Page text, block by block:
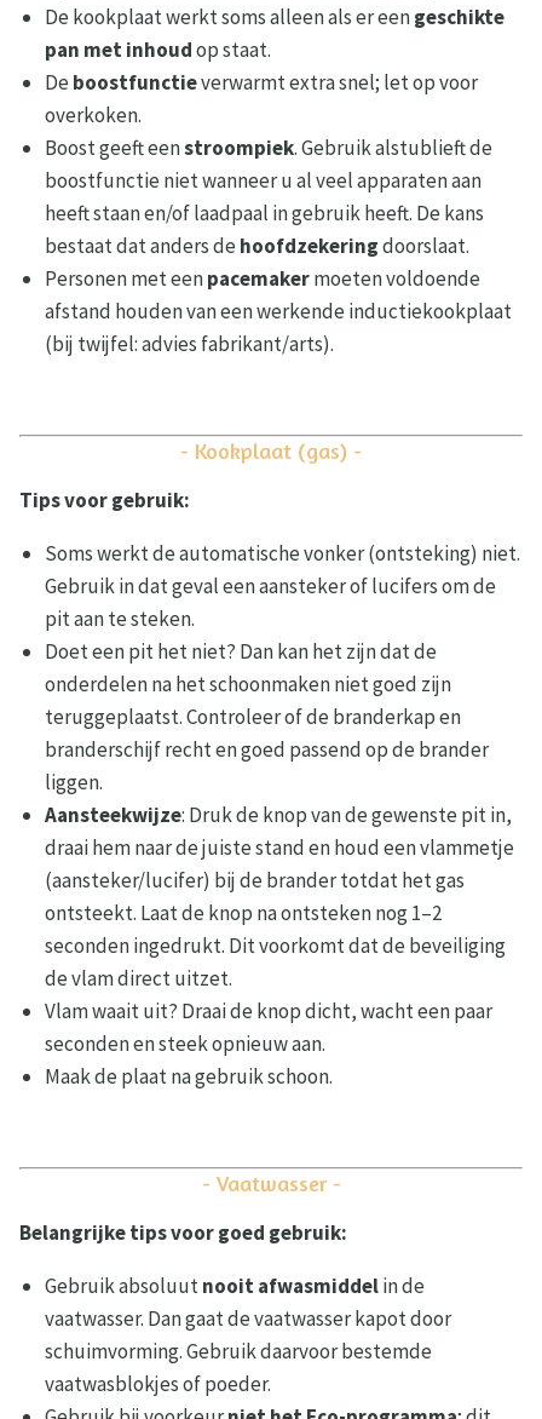
De kookplaat werkt soms alleen als er eengeschikte
pan met inhoudop staat.
De boostfunctieverwarmt extra snel; let op voor
overkoken.
Boost geeft eenstroompiek. Gebruik alstublieft de
boostfunctie niet wanneer u al veel apparaten aan
heeft staan en/of laadpaal in gebruik heeft. De kans
bestaat dat anders de hoofdzekeringdoorslaat.
Personen met eenpacemakermoeten voldoende
afstand houden van een werkende inductiekookplaat
(bij twijfel: advies fabrikant/arts).
- Kookplaat (gas) -
Tips voor gebruik:
Soms werkt de automatische vonker (ontsteking) niet.
Gebruik in dat geval een aansteker of lucifers om de
pit aan te steken.
Doet een pit het niet? Dan kan het zijn dat de
onderdelen na het schoonmaken niet goed zijn
teruggeplaatst. Controleer of de branderkap en
branderschijf recht en goed passend op de brander
liggen.
Aansteekwijze: Druk de knop van de gewenste pit in,
draai hem naar de juiste stand en houd een vlammetje
(aansteker/lucifer) bij de brander totdat het gas
ontsteekt. Laat de knop na ontsteken nog 1–2
seconden ingedrukt. Dit voorkomt dat de beveiliging
de vlam direct uitzet.
Vlam waait uit? Draai de knop dicht, wacht een paar
seconden en steek opnieuw aan.
Maak de plaat na gebruik schoon.
- Vaatwasser -
Belangrijke tips voor goed gebruik:
Gebruik absoluutnooit afwasmiddelin de
vaatwasser. Dan gaat de vaatwasser kapot door
schuimvorming. Gebruik daarvoor bestemde
vaatwasblokjes of poeder.